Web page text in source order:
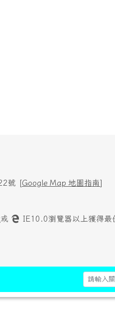
號 [Google Map 地圖指南]
或
IE10.0瀏覽器以上獲得最